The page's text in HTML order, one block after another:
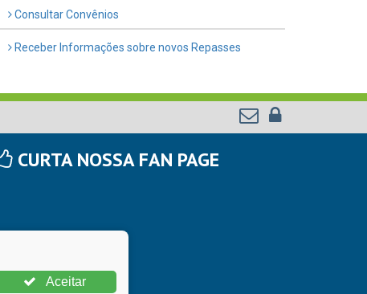
Consultar Convênios
Receber Informações sobre novos Repasses
CURTA NOSSA FAN PAGE
Aceitar